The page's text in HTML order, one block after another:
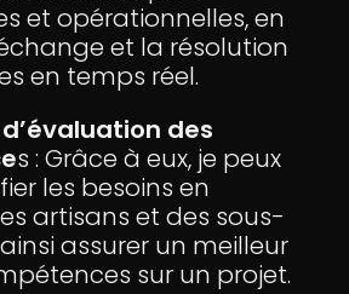
et opérationnelles, en
et la résolution
en temps réel.
des
s : Grâce à eux, je peux
les besoins en
artisans et des sous-
assurer un meilleur
sur un projet.